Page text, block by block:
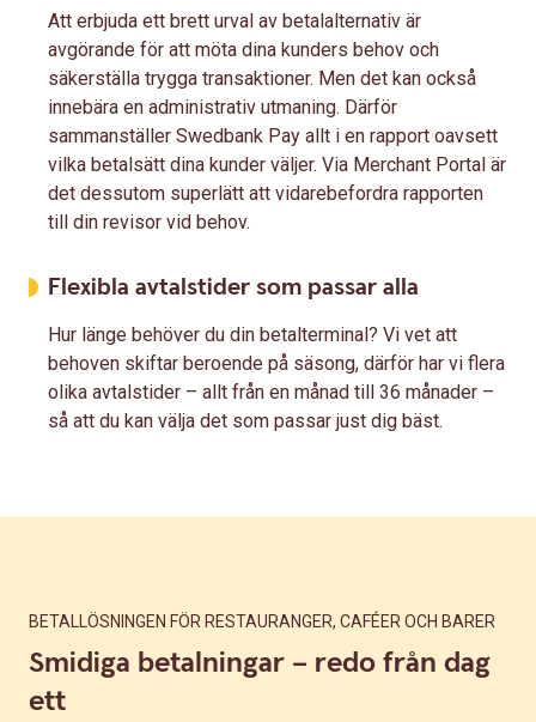
Att erbjuda ett brett urval av betalalternativ är
avgörande för att möta dina kunders behov och
säkerställa trygga transaktioner. Men det kan också
innebära en administrativ utmaning. Därför
sammanställer Swedbank Pay allt i en rapport oavsett
vilka betalsätt dina kunder väljer. Via Merchant Portal är
det dessutom superlätt att vidarebefordra rapporten
till din revisor vid behov.
Flexibla avtalstider som passar alla
Hur länge behöver du din betalterminal? Vi vet att
behoven skiftar beroende på säsong, därför har vi flera
olika avtalstider – allt från en månad till 36 månader –
så att du kan välja det som passar just dig bäst.
BETALLÖSNINGEN FÖR RESTAURANGER, CAFÉER OCH BARER
Smidiga betalningar – redo från dag
ett